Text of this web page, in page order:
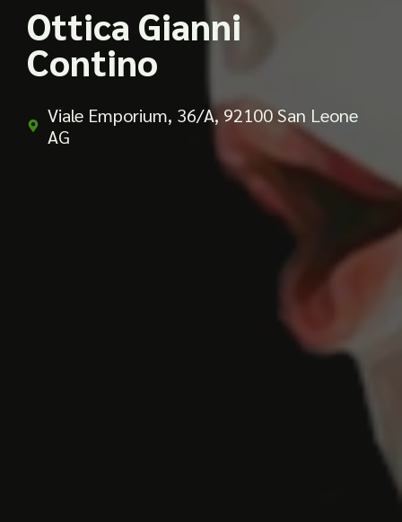
Ottica Gianni
Contino
Viale Emporium, 36/A, 92100 San Leone
AG